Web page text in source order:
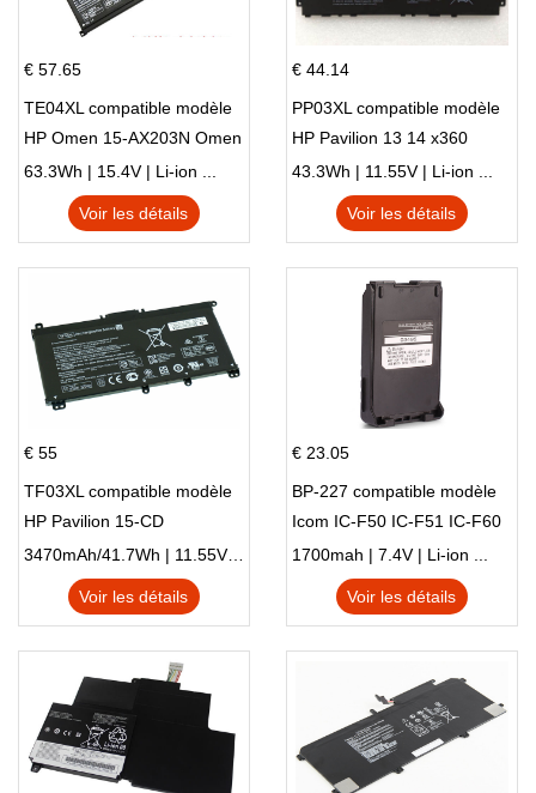
€ 57.65
TE04XL compatible modèle
HP Omen 15-AX203N Omen
15 Series Pavilion 15 Series
63.3Wh | 15.4V | Li-ion ...
Voir les détails
€ 44.14
PP03XL compatible modèle
HP Pavilion 13 14 x360
L83388-AC1 L83388-421
HSTNN-LB8S M01118-421
M01144-005 13-BB 14-DV
43.3Wh | 11.55V | Li-ion ...
Voir les détails
€ 55
TF03XL compatible modèle
HP Pavilion 15-CD
3470mAh/41.7Wh | 11.55V | Li-ion ...
Voir les détails
€ 23.05
BP-227 compatible modèle
Icom IC-F50 IC-F51 IC-F60
IC-F61 IC-M87
1700mah | 7.4V | Li-ion ...
Voir les détails